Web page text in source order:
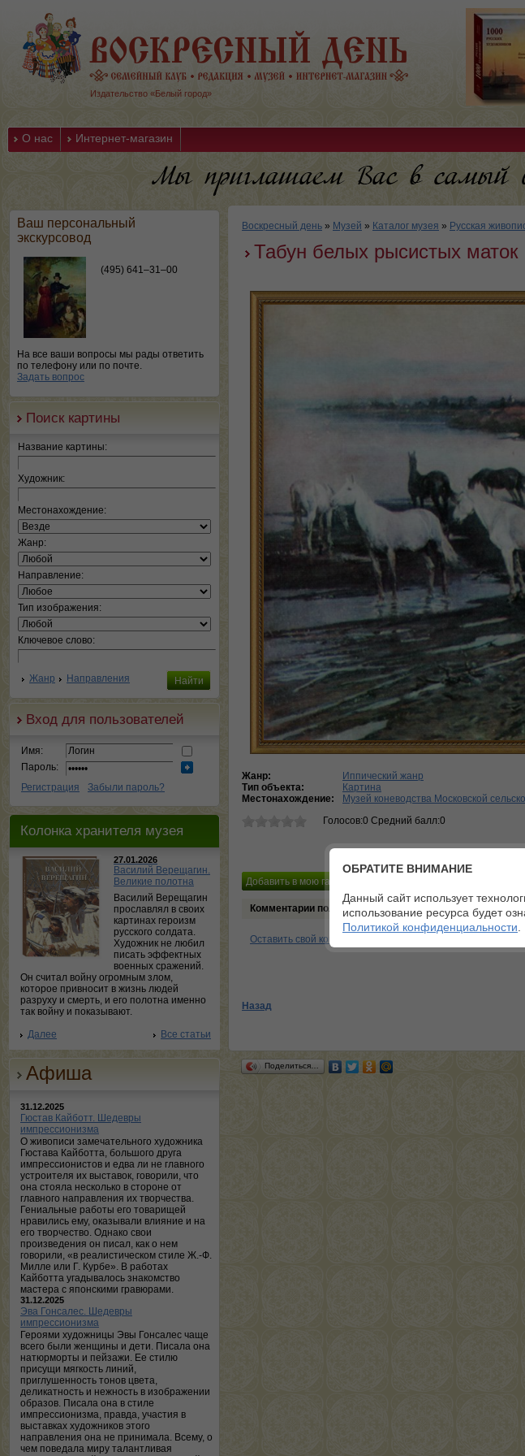
Издательство «Белый город»
О нас Интернет-магазин
Ваш персональный
экскурсовод
(495) 641–31–00
На все ваши вопросы мы рады ответить
по телефону или по почте.
Задать вопрос
Поиск картины
Название картины:
Художник:
Местонахождение:
Жанр:
Направление:
Тип изображения:
Ключевое слово:
Жанр Направления
Вход для пользователей
Имя:
Пароль:
Регистрация
Забыли пароль?
Колонка хранителя музея
27.01.2026
Василий Верещагин.
Великие полотна
Василий Верещагин
прославлял в своих
картинах героизм
русского солдата.
Художник не любил
писать эффектных
военных сражений.
Он считал войну огромным злом,
которое привносит в жизнь людей
разруху и смерть, и его полотна именно
так войну и показывают.
Далее
Все статьи
Афиша
31.12.2025
Гюстав Кайботт. Шедевры
импрессионизма
О живописи замечательного художника
Гюстава Кайботта, большого друга
импрессионистов и едва ли не главного
устроителя их выставок, говорили, что
она стояла несколько в стороне от
главного направления их творчества.
Гениальные работы его товарищей
нравились ему, оказывали влияние и на
его творчество. Однако свои
произведения он писал, как о нем
говорили, «в реалистическом стиле Ж.-Ф.
Милле или Г. Курбе». В работах
Кайботта угадывалось знакомство
мастера с японскими гравюрами.
31.12.2025
Эва Гонсалес. Шедевры
импрессионизма
Героями художницы Эвы Гонсалес чаще
всего были женщины и дети. Писала она
натюрморты и пейзажи. Ее стилю
присущи мягкость линий,
приглушенность тонов цвета,
деликатность и нежность в изображении
образов. Писала она в стиле
импрессионизма, правда, участия в
выставках художников этого
направления она не принимала. Всему, о
чем поведала миру талантливая
Воскресный день » Музей » Каталог музея » Русская
Табун белых рысистых маток
Жанр:
Иппический жанр
Тип объекта:
Картина
Местонахождение:
Музей коневодства Московской
Голосов:0 Средний балл:0
Комментарии пользователей
Оставить свой комментарий
Назад
Поделиться…
ОБРАТИТЕ ВНИМАНИЕ
Данный сайт использует
использование ресурса будет
Политикой конфиденциальности